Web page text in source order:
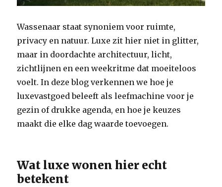
Wassenaar staat synoniem voor ruimte,
privacy en natuur. Luxe zit hier niet in glitter,
maar in doordachte architectuur, licht,
zichtlijnen en een weekritme dat moeiteloos
voelt. In deze blog verkennen we hoe je
luxevastgoed beleeft als leefmachine voor je
gezin of drukke agenda, en hoe je keuzes
maakt die elke dag waarde toevoegen.
Wat luxe wonen hier echt
betekent